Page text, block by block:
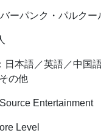
ーパンク・パルクー
日本語／英語／中国
の他
Entertainment
Level